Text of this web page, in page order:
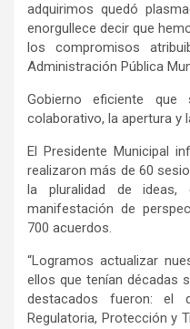
adquirimos quedó
enorgullece decir que
los compromisos
Administración Pública
Gobierno eficiente
colaborativo, la apertura y
El Presidente Municipal
realizaron más de 60
la pluralidad de
manifestación de
700 acuerdos.
“Logramos actualizar
ellos que tenían décadas
destacados fueron: el
Regulatoria, Protección y